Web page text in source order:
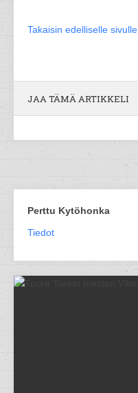
Takaisin edelliselle sivulle
JAA TÄMÄ ARTIKKELI
Perttu Kytöhonka
Tiedot